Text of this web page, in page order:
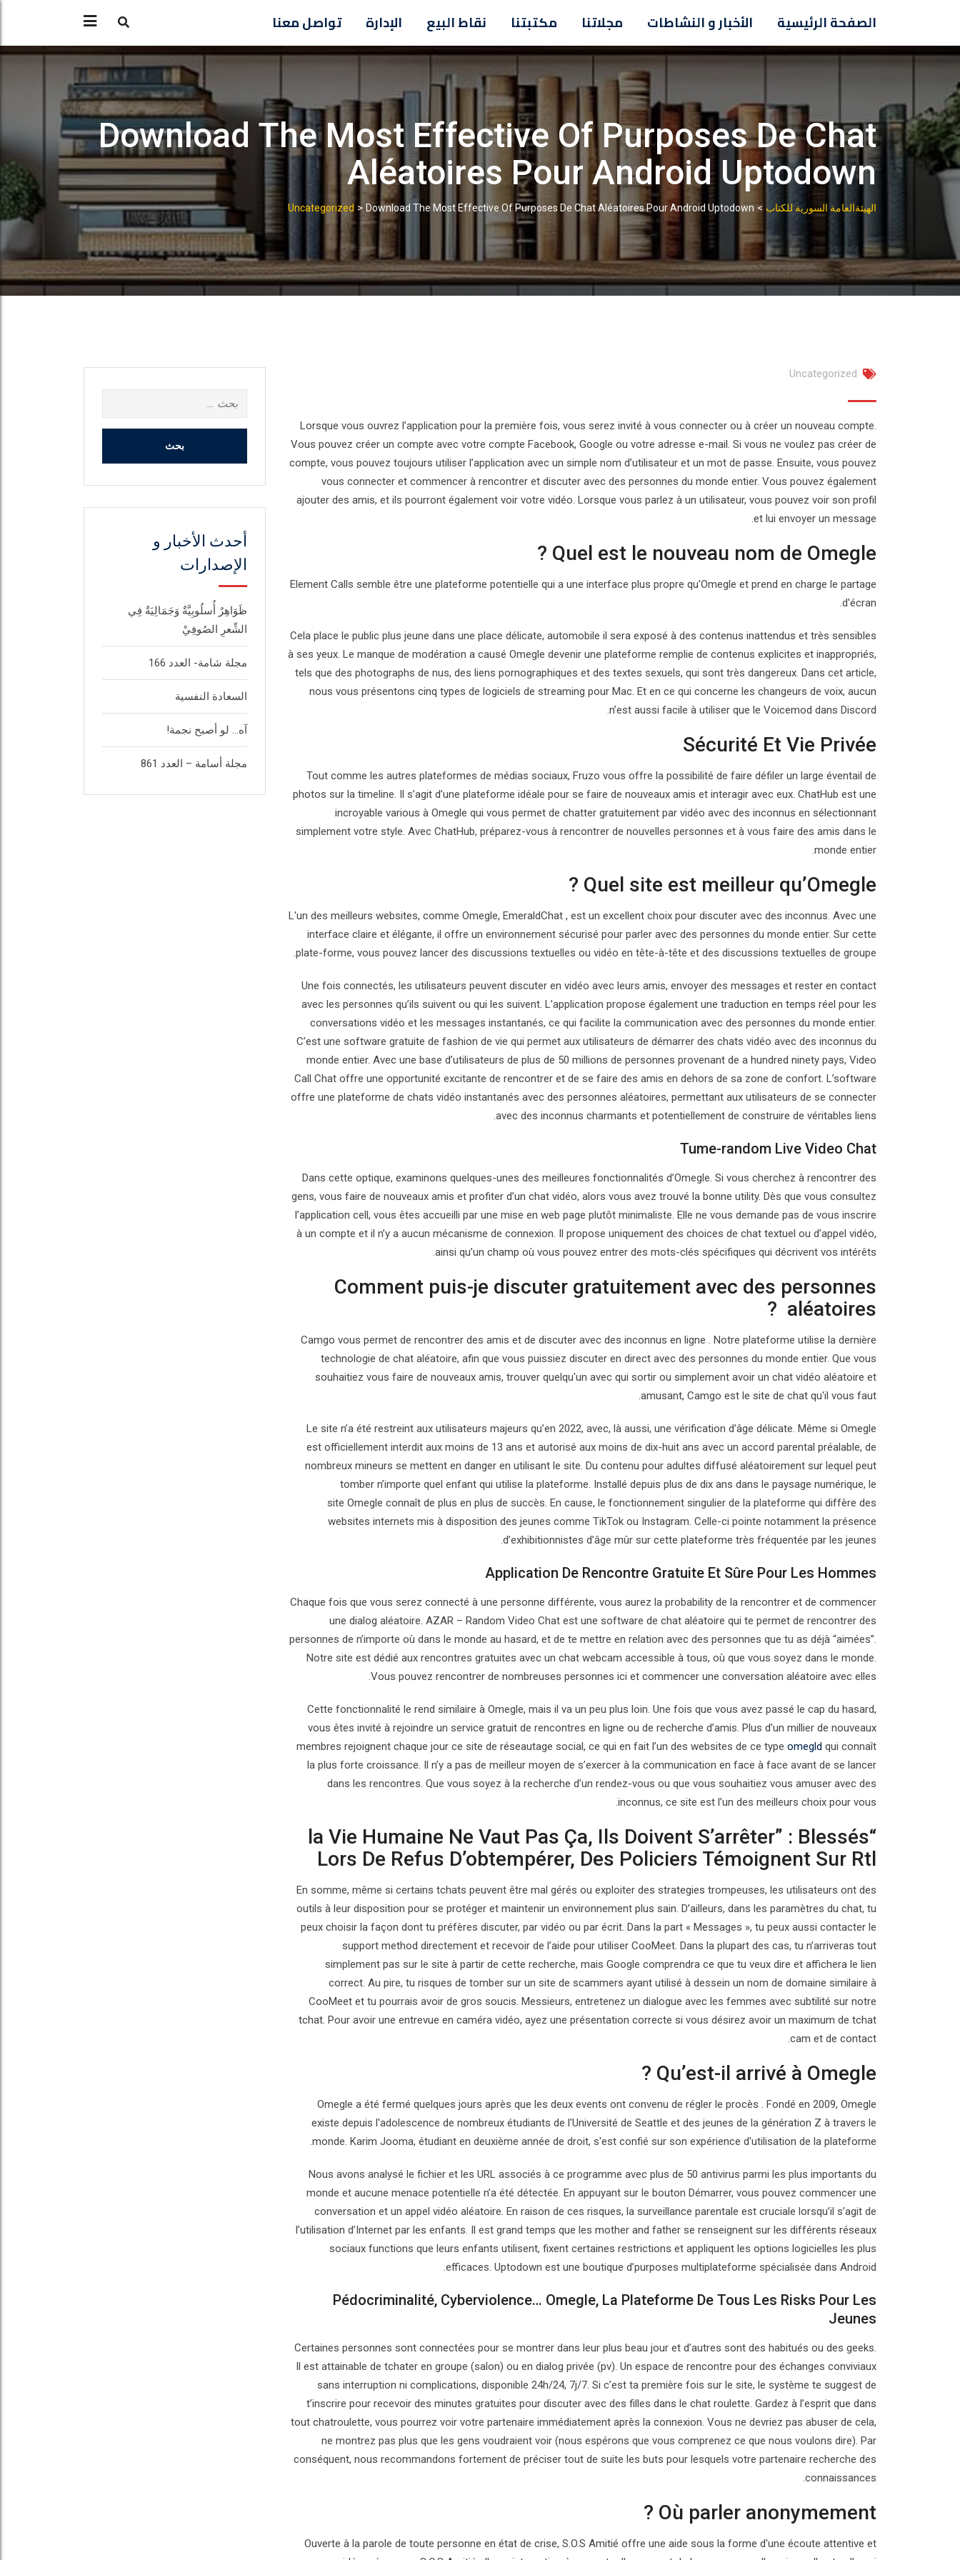
content
الصفحة الرئيسية الأخبار و النشاطات مجلاتنا مكتبتنا نقاط البيع الإدارة تواصل معنا
Download The Most Effective Of Purposes De Chat
Aléatoires Pour Android Uptodown
الهيئةالعامة السورية للكتاب >
Uncategorized > Download The Most Effective Of Purposes De Chat Aléatoires Pour Android Uptodown
Uncategorized
Lorsque vous ouvrez l’application pour la première fois, vous serez invité à vous connecter ou à créer un nouveau compte.
Vous pouvez créer un compte avec votre compte Facebook, Google ou votre adresse e-mail. Si vous ne voulez pas créer de
compte, vous pouvez toujours utiliser l’application avec un simple nom d’utilisateur et un mot de passe. Ensuite, vous pouvez
vous connecter et commencer à rencontrer et discuter avec des personnes du monde entier. Vous pouvez également
ajouter des amis, et ils pourront également voir votre vidéo. Lorsque vous parlez à un utilisateur, vous pouvez voir son profil
et lui envoyer un message.
Quel est le nouveau nom de Omegle ?
Element Calls semble être une plateforme potentielle qui a une interface plus propre qu'Omegle et prend en charge le partage
d'écran.
Cela place le public plus jeune dans une place délicate, automobile il sera exposé à des contenus inattendus et très sensibles
à ses yeux. Le manque de modération a causé Omegle devenir une plateforme remplie de contenus explicites et inappropriés,
tels que des photographs de nus, des liens pornographiques et des textes sexuels, qui sont très dangereux. Dans cet article,
nous vous présentons cinq types de logiciels de streaming pour Mac. Et en ce qui concerne les changeurs de voix, aucun
n’est aussi facile à utiliser que le Voicemod dans Discord.
Sécurité Et Vie Privée
Tout comme les autres plateformes de médias sociaux, Fruzo vous offre la possibilité de faire défiler un large éventail de
photos sur la timeline. Il s’agit d’une plateforme idéale pour se faire de nouveaux amis et interagir avec eux. ChatHub est une
incroyable various à Omegle qui vous permet de chatter gratuitement par vidéo avec des inconnus en sélectionnant
simplement votre style. Avec ChatHub, préparez-vous à rencontrer de nouvelles personnes et à vous faire des amis dans le
monde entier.
Quel site est meilleur qu’Omegle ?
L'un des meilleurs websites, comme Omegle, EmeraldChat , est un excellent choix pour discuter avec des inconnus. Avec une
interface claire et élégante, il offre un environnement sécurisé pour parler avec des personnes du monde entier. Sur cette
plate-forme, vous pouvez lancer des discussions textuelles ou vidéo en tête-à-tête et des discussions textuelles de groupe.
Une fois connectés, les utilisateurs peuvent discuter en vidéo avec leurs amis, envoyer des messages et rester en contact
avec les personnes qu’ils suivent ou qui les suivent. L’application propose également une traduction en temps réel pour les
conversations vidéo et les messages instantanés, ce qui facilite la communication avec des personnes du monde entier.
C’est une software gratuite de fashion de vie qui permet aux utilisateurs de démarrer des chats vidéo avec des inconnus du
monde entier. Avec une base d’utilisateurs de plus de 50 millions de personnes provenant de a hundred ninety pays, Video
Call Chat offre une opportunité excitante de rencontrer et de se faire des amis en dehors de sa zone de confort. L’software
offre une plateforme de chats vidéo instantanés avec des personnes aléatoires, permettant aux utilisateurs de se connecter
avec des inconnus charmants et potentiellement de construire de véritables liens.
Tume-random Live Video Chat
Dans cette optique, examinons quelques-unes des meilleures fonctionnalités d’Omegle. Si vous cherchez à rencontrer des
gens, vous faire de nouveaux amis et profiter d’un chat vidéo, alors vous avez trouvé la bonne utility. Dès que vous consultez
l’application cell, vous êtes accueilli par une mise en web page plutôt minimaliste. Elle ne vous demande pas de vous inscrire
à un compte et il n’y a aucun mécanisme de connexion. Il propose uniquement des choices de chat textuel ou d’appel vidéo,
ainsi qu’un champ où vous pouvez entrer des mots-clés spécifiques qui décrivent vos intérêts.
Comment puis-je discuter gratuitement avec des personnes
aléatoires ?
Camgo vous permet de rencontrer des amis et de discuter avec des inconnus en ligne . Notre plateforme utilise la dernière
technologie de chat aléatoire, afin que vous puissiez discuter en direct avec des personnes du monde entier. Que vous
souhaitiez vous faire de nouveaux amis, trouver quelqu'un avec qui sortir ou simplement avoir un chat vidéo aléatoire et
amusant, Camgo est le site de chat qu'il vous faut.
Le site n’a été restreint aux utilisateurs majeurs qu’en 2022, avec, là aussi, une vérification d’âge délicate. Même si Omegle
est officiellement interdit aux moins de 13 ans et autorisé aux moins de dix-huit ans avec un accord parental préalable, de
nombreux mineurs se mettent en danger en utilisant le site. Du contenu pour adultes diffusé aléatoirement sur lequel peut
tomber n’importe quel enfant qui utilise la plateforme. Installé depuis plus de dix ans dans le paysage numérique, le
site Omegle connaît de plus en plus de succès. En cause, le fonctionnement singulier de la plateforme qui diffère des
websites internets mis à disposition des jeunes comme TikTok ou Instagram. Celle-ci pointe notamment la présence
d’exhibitionnistes d’âge mûr sur cette plateforme très fréquentée par les jeunes.
Application De Rencontre Gratuite Et Sûre Pour Les Hommes
Chaque fois que vous serez connecté à une personne différente, vous aurez la probability de la rencontrer et de commencer
une dialog aléatoire. AZAR – Random Video Chat est une software de chat aléatoire qui te permet de rencontrer des
personnes de n’importe où dans le monde au hasard, et de te mettre en relation avec des personnes que tu as déjà “aimées”.
Notre site est dédié aux rencontres gratuites avec un chat webcam accessible à tous, où que vous soyez dans le monde.
Vous pouvez rencontrer de nombreuses personnes ici et commencer une conversation aléatoire avec elles.
Cette fonctionnalité le rend similaire à Omegle, mais il va un peu plus loin. Une fois que vous avez passé le cap du hasard,
vous êtes invité à rejoindre un service gratuit de rencontres en ligne ou de recherche d’amis. Plus d’un millier de nouveaux
membres rejoignent chaque jour ce site de réseautage social, ce qui en fait l’un des websites de ce type omegld qui connaît
la plus forte croissance. Il n’y a pas de meilleur moyen de s’exercer à la communication en face à face avant de se lancer
dans les rencontres. Que vous soyez à la recherche d’un rendez-vous ou que vous souhaitiez vous amuser avec des
inconnus, ce site est l’un des meilleurs choix pour vous.
“la Vie Humaine Ne Vaut Pas Ça, Ils Doivent S’arrêter” : Blessés
Lors De Refus D’obtempérer, Des Policiers Témoignent Sur Rtl
En somme, même si certains tchats peuvent être mal gérés ou exploiter des strategies trompeuses, les utilisateurs ont des
outils à leur disposition pour se protéger et maintenir un environnement plus sain. D’ailleurs, dans les paramètres du chat, tu
peux choisir la façon dont tu préfères discuter, par vidéo ou par écrit. Dans la part « Messages », tu peux aussi contacter le
support method directement et recevoir de l’aide pour utiliser CooMeet. Dans la plupart des cas, tu n’arriveras tout
simplement pas sur le site à partir de cette recherche, mais Google comprendra ce que tu veux dire et affichera le lien
correct. Au pire, tu risques de tomber sur un site de scammers ayant utilisé à dessein un nom de domaine similaire à
CooMeet et tu pourrais avoir de gros soucis. Messieurs, entretenez un dialogue avec les femmes avec subtilité sur notre
tchat. Pour avoir une entrevue en caméra vidéo, ayez une présentation correcte si vous désirez avoir un maximum de tchat
cam et de contact.
Qu’est-il arrivé à Omegle ?
Omegle a été fermé quelques jours après que les deux events ont convenu de régler le procès . Fondé en 2009, Omegle
existe depuis l'adolescence de nombreux étudiants de l'Université de Seattle et des jeunes de la génération Z à travers le
monde. Karim Jooma, étudiant en deuxième année de droit, s'est confié sur son expérience d'utilisation de la plateforme.
Nous avons analysé le fichier et les URL associés à ce programme avec plus de 50 antivirus parmi les plus importants du
monde et aucune menace potentielle n’a été détectée. En appuyant sur le bouton Démarrer, vous pouvez commencer une
conversation et un appel vidéo aléatoire. En raison de ces risques, la surveillance parentale est cruciale lorsqu’il s’agit de
l’utilisation d’Internet par les enfants. Il est grand temps que les mother and father se renseignent sur les différents réseaux
sociaux functions que leurs enfants utilisent, fixent certaines restrictions et appliquent les options logicielles les plus
efficaces. Uptodown est une boutique d’purposes multiplateforme spécialisée dans Android.
Pédocriminalité, Cyberviolence… Omegle, La Plateforme De Tous Les Risks Pour Les
Jeunes
Certaines personnes sont connectées pour se montrer dans leur plus beau jour et d’autres sont des habitués ou des geeks.
Il est attainable de tchater en groupe (salon) ou en dialog privée (pv). Un espace de rencontre pour des échanges conviviaux
sans interruption ni complications, disponible 24h/24, 7j/7. Si c’est ta première fois sur le site, le système te suggest de
t’inscrire pour recevoir des minutes gratuites pour discuter avec des filles dans le chat roulette. Gardez à l’esprit que dans
tout chatroulette, vous pourrez voir votre partenaire immédiatement après la connexion. Vous ne devriez pas abuser de cela,
ne montrez pas plus que les gens voudraient voir (nous espérons que vous comprenez ce que nous voulons dire). Par
conséquent, nous recommandons fortement de préciser tout de suite les buts pour lesquels votre partenaire recherche des
connaissances.
Où parler anonymement ?
Ouverte à la parole de toute personne en état de crise, S.O.S Amitié offre une aide sous la forme d'une écoute attentive et
عن:
أحدث الأخبار و
الإصدارات
ظَوَاهِرٌ أُسلُوبِيَّةٌ وَجَمَالِيَةٌ فِي
الشِّعرِ الصُوفِيْ
مجلة شامة- العدد 166
السعادة النفسية
آه… لو أصبح نجمة!
مجلة أسامة – العدد 861